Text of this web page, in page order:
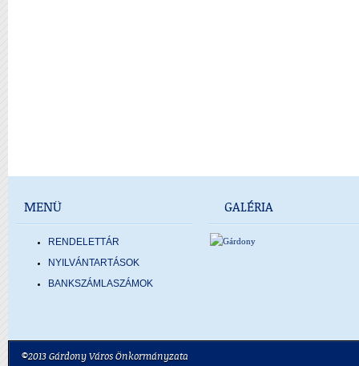
MENÜ
RENDELETTÁR
NYILVÁNTARTÁSOK
BANKSZÁMLASZÁMOK
GALÉRIA
©2013 Gárdony Város Önkormányzata